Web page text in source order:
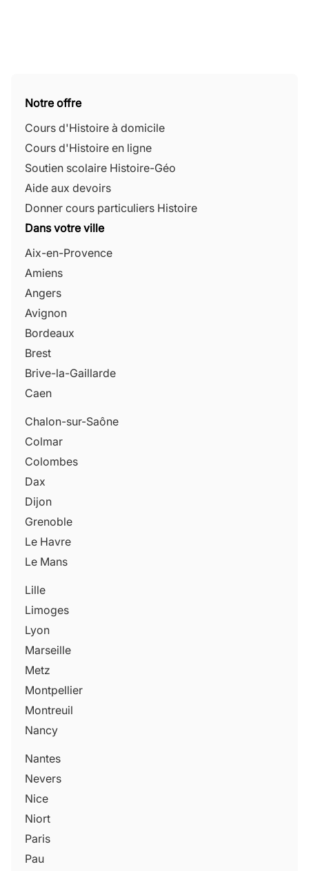
Notre offre
Cours d'Histoire à domicile
Cours d'Histoire en ligne
Soutien scolaire Histoire-Géo
Aide aux devoirs
Donner cours particuliers Histoire
Dans votre ville
Aix-en-Provence
Amiens
Angers
Avignon
Bordeaux
Brest
Brive-la-Gaillarde
Caen
Chalon-sur-Saône
Colmar
Colombes
Dax
Dijon
Grenoble
Le Havre
Le Mans
Lille
Limoges
Lyon
Marseille
Metz
Montpellier
Montreuil
Nancy
Nantes
Nevers
Nice
Niort
Paris
Pau